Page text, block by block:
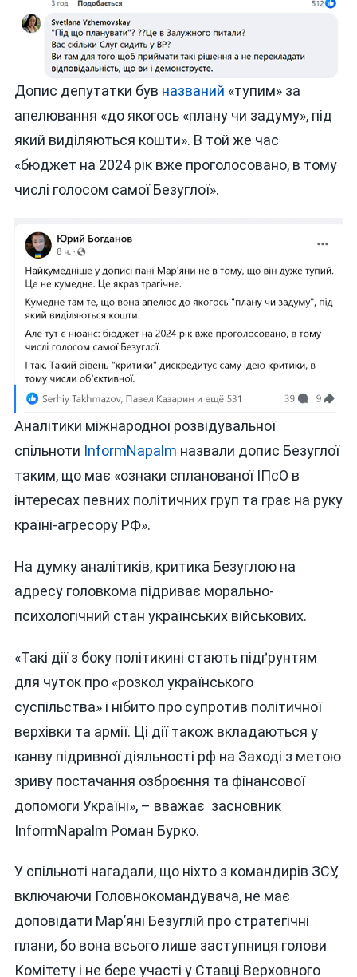
Допис депутатки був названий «тупим» за
апелювання «до якогось «плану чи задуму», під
який виділяються кошти». В той же час
«бюджет на 2024 рік вже проголосовано, в тому
числі голосом самої Безуглої».
Аналітики міжнародної розвідувальної
спільноти InformNapalm назвали допис Безуглої
таким, що має «ознаки спланованої ІПсО в
інтересах певних політичних груп та грає на руку
країні-агресору РФ».
На думку аналітиків, критика Безуглою на
адресу головкома підриває морально-
психологічний стан українських військових.
«Такі дії з боку політикині стають підґрунтям
для чуток про «розкол українського
суспільства» і нібито про супротив політичної
верхівки та армії. Ці дії також вкладаються у
канву підривної діяльності рф на Заході з метою
зриву постачання озброєння та фінансової
допомоги Україні», – вважає засновник
InformNapalm Роман Бурко.
У спільноті нагадали, що ніхто з командирів ЗСУ,
включаючи Головнокомандувача, не має
доповідати Мар’яні Безуглій про стратегічні
плани, бо вона всього лише заступниця голови
Комітету і не бере участі у Ставці Верховного